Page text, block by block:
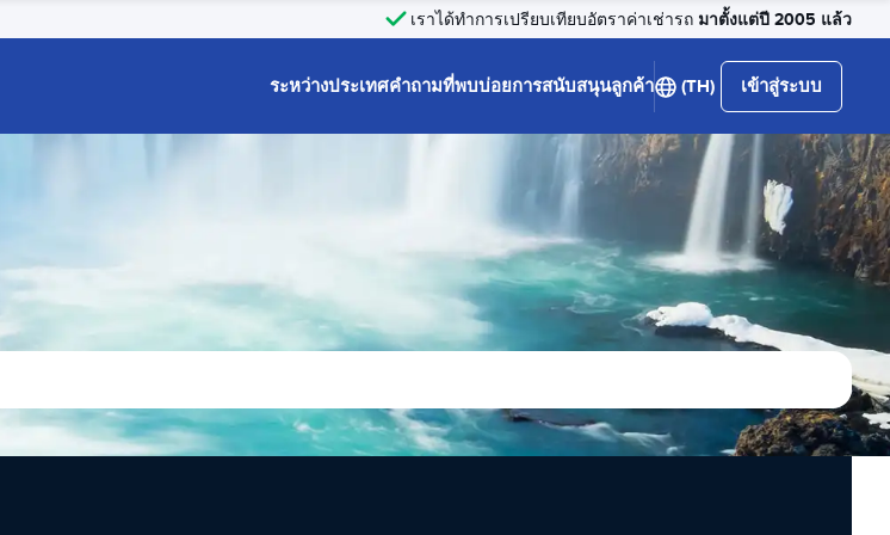
เราได้ทำการเปรียบเทียบอัตราค่าเช่ารถ มาตั้งแต่ปี 2005 แล้ว
ระหว่างประเทศคำถามที่พบบ่อยการสนับสนุนลูกค้า (TH) เข้าสู่ระบบ